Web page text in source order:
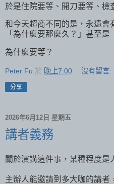
於是住院要等、開刀要等、檢
和今天超商不同的是，永遠會
「為什麼要那麼久？」甚至是
為什麼要等？
Peter Fu 於 晚上7:00 沒有留言:
分享
2026年6月12日 星期五
講者義務
關於演講這件事，某種程度是
主辦人能邀請到多大咖的講者